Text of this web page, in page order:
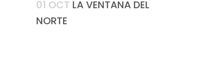
01 OCT LA VENTANA DEL
NORTE